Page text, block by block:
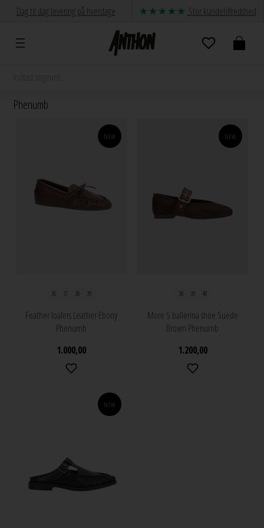
Dag til dag levering på hverdage Stor kundetilfredshed
Phenumb
NEW
36 37 38 39
Feather loafers Leather Ebony
Phenumb
1.000,00
NEW
38 39 40
More S ballerina shoe Suede
Brown Phenumb
1.200,00
NEW